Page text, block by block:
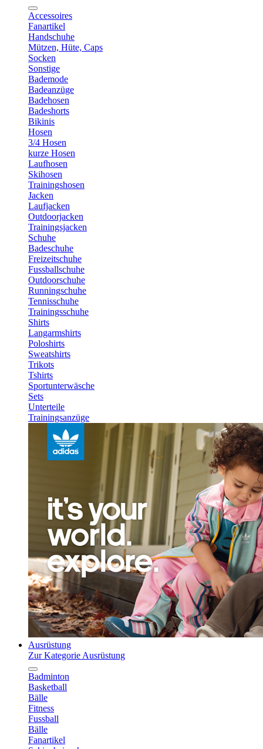
Accessoires
Fanartikel
Handschuhe
Mützen, Hüte, Caps
Socken
Sonstige
Bademode
Badeanzüge
Badehosen
Badeshorts
Bikinis
Hosen
3/4 Hosen
kurze Hosen
Laufhosen
Skihosen
Trainingshosen
Jacken
Laufjacken
Outdoorjacken
Trainingsjacken
Schuhe
Badeschuhe
Freizeitschuhe
Fussballschuhe
Outdoorschuhe
Runningschuhe
Tennisschuhe
Trainingsschuhe
Shirts
Langarmshirts
Poloshirts
Sweatshirts
Trikots
Tshirts
Sportunterwäsche
Sets
Unterteile
Trainingsanzüge
Ausrüstung
Zur Kategorie Ausrüstung
Badminton
Basketball
Bälle
Fitness
Fussball
Bälle
Fanartikel